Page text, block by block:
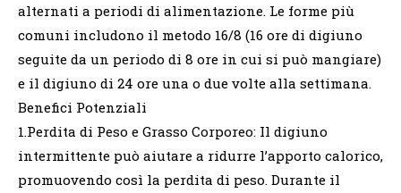
alternati a periodi di alimentazione. Le forme più
comuni includono il metodo 16/8 (16 ore di digiuno
seguite da un periodo di 8 ore in cui si può mangiare)
e il digiuno di 24 ore una o due volte alla settimana.
Benefici Potenziali
1.Perdita di Peso e Grasso Corporeo: Il digiuno
intermittente può aiutare a ridurre l’apporto calorico,
promuovendo così la perdita di peso. Durante il